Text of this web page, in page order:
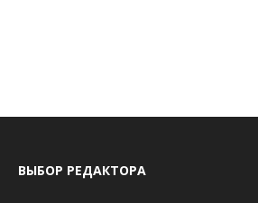
ВЫБОР РЕДАКТОРА